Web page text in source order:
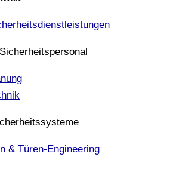
& Türen-Engineering